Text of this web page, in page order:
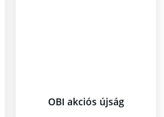
OBI akciós újság